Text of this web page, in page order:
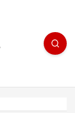
editorial